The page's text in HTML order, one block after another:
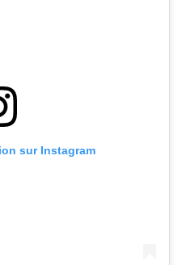
sur Instagram